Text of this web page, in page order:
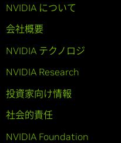
NVIDIA について
会社概要
NVIDIA テクノロジ
NVIDIA Research
投資家向け情報
社会的責任
NVIDIA Foundation